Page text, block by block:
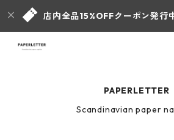
店内全品15%OFFクーポン発行
PAPERLETTER
Scandinavian paper